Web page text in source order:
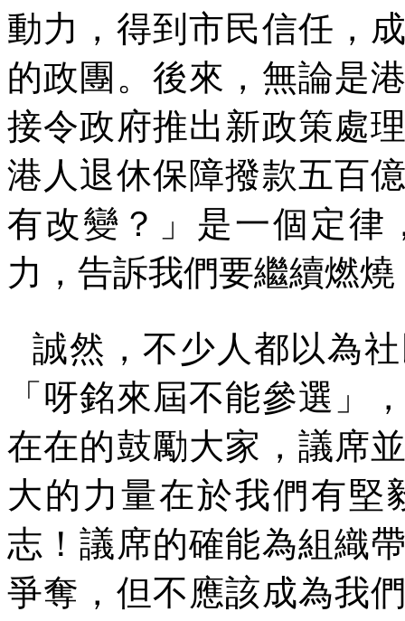
動力，得到市民信任，
的政團。後來，無論是
接令政府推出新政策處
港人退休保障撥款五百
有改變？」是一個定律
力，告訴我們要繼續燃
誠然，不少人都以為
「呀銘來屆不能參選」
在在的鼓勵大家，議席
大的力量在於我們有堅
志！議席的確能為組織
爭奪，但不應該成為我